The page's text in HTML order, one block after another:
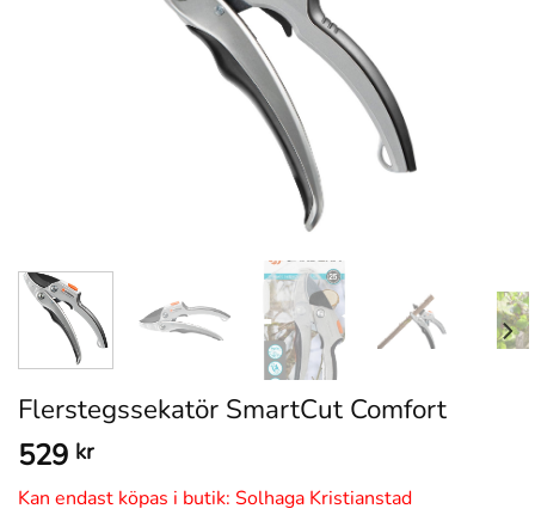
Flerstegssekatör SmartCut Comfort
529 kr
Kan endast köpas i butik: Solhaga Kristianstad